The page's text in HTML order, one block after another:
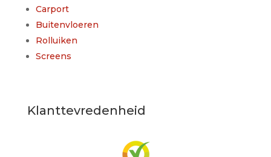
Carport
Buitenvloeren
Rolluiken
Screens
Klanttevredenheid